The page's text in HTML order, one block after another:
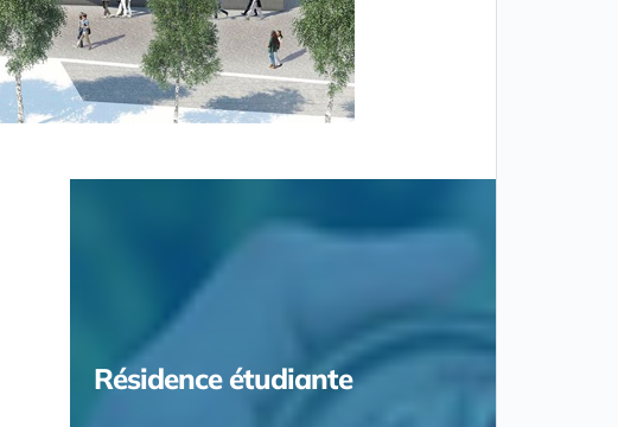
Résidence étudiante